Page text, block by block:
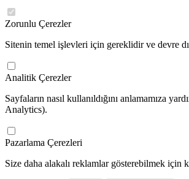
Zorunlu Çerezler
Sitenin temel işlevleri için gereklidir ve devre
Analitik Çerezler
Sayfaların nasıl kullanıldığını anlamamıza
Analytics).
Pazarlama Çerezleri
Size daha alakalı reklamlar gösterebilmek için